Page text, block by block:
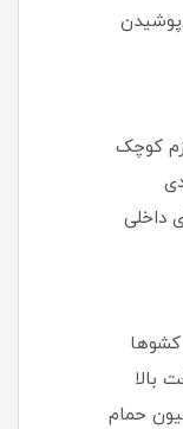
کوچک
داخلی
کشوها
بالا
حمام